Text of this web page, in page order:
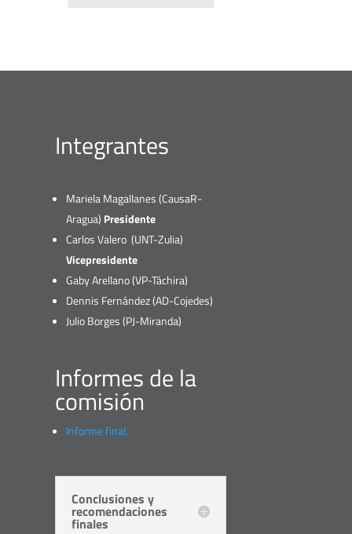
Integrantes
Mariela Magallanes (CausaR-
Aragua) Presidente
Carlos Valero (UNT-Zulia)
Vicepresidente
Gaby Arellano (VP-Táchira)
Dennis Fernández (AD-Cojedes)
Julio Borges (PJ-Miranda)
Informes de la
comisión
Informe final.
Conclusiones y
recomendaciones
finales